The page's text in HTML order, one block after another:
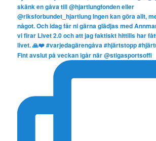
Fint avslut på veckan igår när @stigasportsoffi